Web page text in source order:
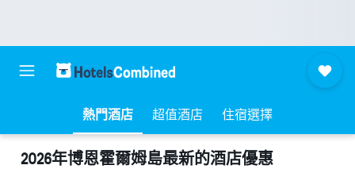
熱門酒店 超值酒店 住宿選擇
2026年博恩霍爾姆島最新的酒店優惠